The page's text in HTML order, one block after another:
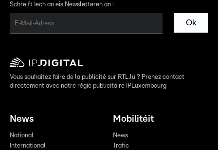
Schreift Iech an eis Newsletteren an :
Ok
Vous souhaitez faire de la publicité sur RTL.lu ? Prenez contact
directement avec notre régie publicitaire IPLuxembourg
News
National
International
Mobilitéit
News
Trafic